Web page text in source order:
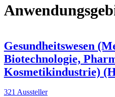
Gesundheitswesen
Biotechnologie,
Kosmetikindustrie)
321 Aussteller